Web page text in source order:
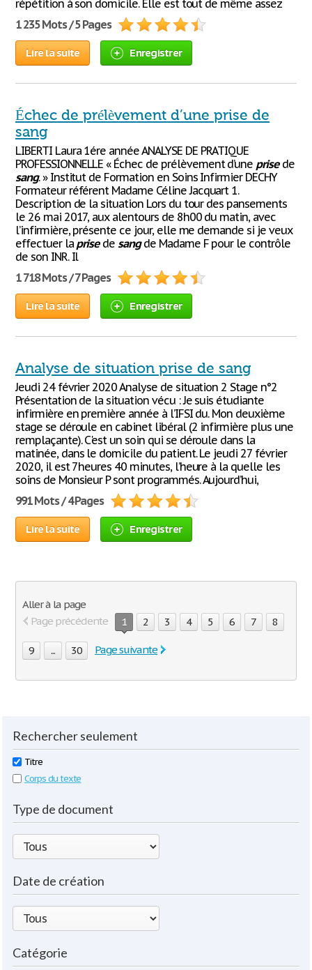
répétition à son domicile. Elle est tout de même assez
1 235 Mots / 5 Pages
Lire la suite Enregistrer
Échec de prélèvement d’une prise de
sang
LIBERTI Laura 1ére année ANALYSE DE PRATIQUE
PROFESSIONNELLE « Échec de prélèvement d’une prisede
sang. » Institut de Formation en Soins Infirmier DECHY
Formateur référent Madame Céline Jacquart 1.
Description de la situation Lors du tour des pansements
le 26 mai 2017, aux alentours de 8h00 du matin, avec
l’infirmière, présente ce jour, elle me demande si je veux
effectuer la prisedesangde Madame F pour le contrôle
de son INR. Il
1 718 Mots / 7 Pages
Lire la suite Enregistrer
Analyse de situation prise de sang
Jeudi 24 février 2020 Analyse de situation 2 Stage n°2
Présentation de la situation vécu : Je suis étudiante
infirmière en première année à l’IFSI du. Mon deuxième
stage se déroule en cabinet libéral (2 infirmière plus une
remplaçante). C'est un soin qui se déroule dans la
matinée, dans le domicile du patient. Le jeudi 27 février
2020, il est 7heures 40 minutes, l’heure à la quelle les
soins de Monsieur P sont programmés. Aujourd’hui,
991 Mots / 4 Pages
Lire la suite Enregistrer
Aller à la page
Page précédente
1 2 3 4 5 6 7 8
9 ... 30 Page suivante
Rechercher seulement
Titre
Corps du texte
Type de document
Date de création
Catégorie